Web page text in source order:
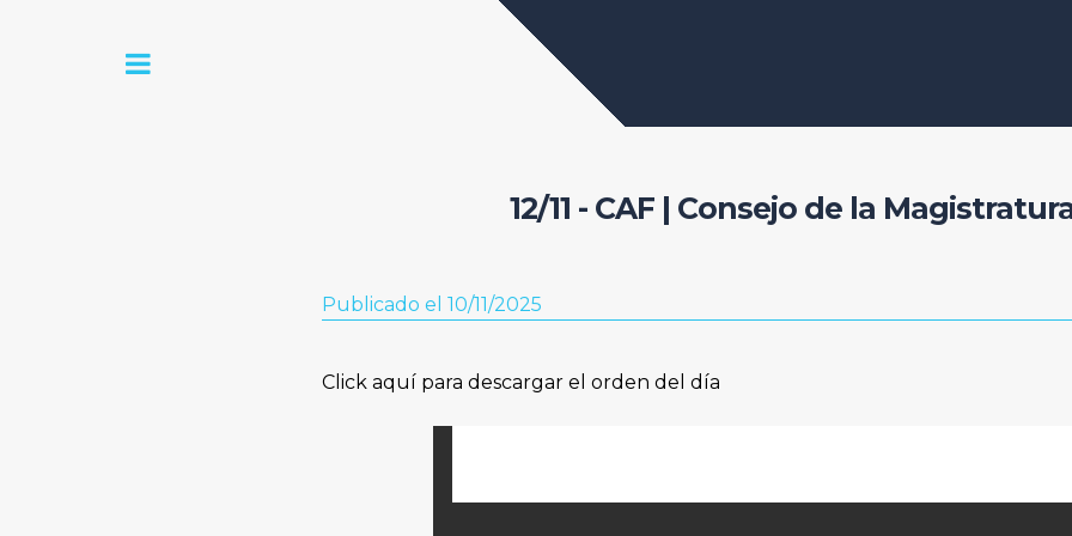
12/11 - CAF | Consejo de la
Publicado el 10/11/2025
Click aquí para descargar el orden del día